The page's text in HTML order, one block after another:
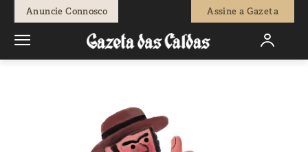
Anuncie Connosco Assine a Gazeta
Redação - 9 de Junho, 2022 0